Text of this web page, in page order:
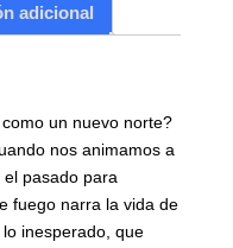
adicional
un nuevo norte?
nos animamos a
el pasado para
fuego narra la vida de
inesperado, que